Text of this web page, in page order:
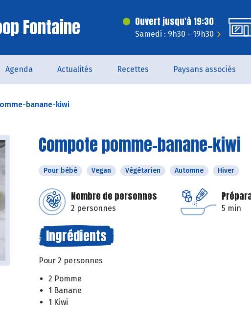
Fontaine Ouvert jusqu'à 19:30
Samedi : 9h30 - 19h30
Agenda Actualités Recettes Paysans associés
banane-kiwi
Compote pomme-banane-kiwi
Pour bébé Vegan Végétarien Automne Hiver
Nombre de personnes
2 personnes 5 min
Ingrédients
Pour 2 personnes
2 Pomme
1 Banane
1 Kiwi